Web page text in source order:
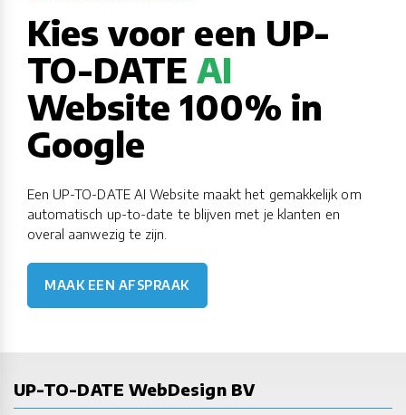
Kies voor een UP-
TO-DATE AI
Website 100% in
Google
Een UP-TO-DATE AI Website maakt het gemakkelijk om
automatisch up-to-date te blijven met je klanten en
overal aanwezig te zijn.
MAAK EEN AFSPRAAK
UP-TO-DATE WebDesign BV